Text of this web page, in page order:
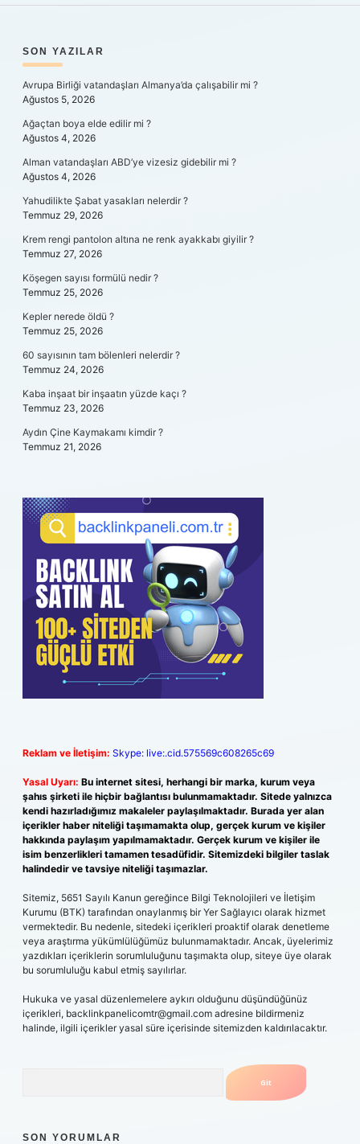
SIDEBAR
SON YAZILAR
Avrupa Birliği vatandaşları Almanya’da çalışabilir mi ?
Ağustos 5, 2026
Ağaçtan boya elde edilir mi ?
Ağustos 4, 2026
Alman vatandaşları ABD’ye vizesiz gidebilir mi ?
Ağustos 4, 2026
Yahudilikte Şabat yasakları nelerdir ?
Temmuz 29, 2026
Krem rengi pantolon altına ne renk ayakkabı giyilir ?
Temmuz 27, 2026
Köşegen sayısı formülü nedir ?
Temmuz 25, 2026
Kepler nerede öldü ?
Temmuz 25, 2026
60 sayısının tam bölenleri nelerdir ?
Temmuz 24, 2026
Kaba inşaat bir inşaatın yüzde kaçı ?
Temmuz 23, 2026
Aydın Çine Kaymakamı kimdir ?
Temmuz 21, 2026
Reklam ve İletişim: Skype: live:.cid.575569c608265c69
Yasal Uyarı: Bu internet sitesi, herhangi bir marka, kurum veya
şahıs şirketi ile hiçbir bağlantısı bulunmamaktadır. Sitede yalnızca
kendi hazırladığımız makaleler paylaşılmaktadır. Burada yer alan
içerikler haber niteliği taşımamakta olup, gerçek kurum ve kişiler
hakkında paylaşım yapılmamaktadır. Gerçek kurum ve kişiler ile
isim benzerlikleri tamamen tesadüfidir. Sitemizdeki bilgiler taslak
halindedir ve tavsiye niteliği taşımazlar.
Sitemiz, 5651 Sayılı Kanun gereğince Bilgi Teknolojileri ve İletişim
Kurumu (BTK) tarafından onaylanmış bir Yer Sağlayıcı olarak hizmet
vermektedir. Bu nedenle, sitedeki içerikleri proaktif olarak denetleme
veya araştırma yükümlülüğümüz bulunmamaktadır. Ancak, üyelerimiz
yazdıkları içeriklerin sorumluluğunu taşımakta olup, siteye üye olarak
bu sorumluluğu kabul etmiş sayılırlar.
Hukuka ve yasal düzenlemelere aykırı olduğunu düşündüğünüz
içerikleri, backlinkpanelicomtr@gmail.com adresine bildirmeniz
halinde, ilgili içerikler yasal süre içerisinde sitemizden kaldırılacaktır.
SON YORUMLAR